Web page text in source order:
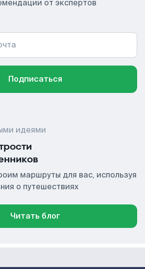
от экспертов
Подписаться
идеями
маршруты для вас, используя
о путешествиях
Читать блог